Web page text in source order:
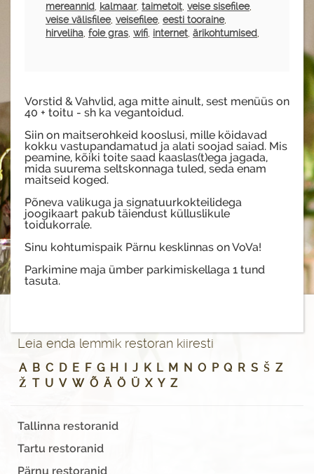
mereannid, kalmaar, taimetoit, veise sisefilee,
veise välisfilee, veisefilee, eesti tooraine,
hirveliha, foie gras, wifi, internet, ärikohtumised,
Vorstid & Vahvlid, aga mitte ainult, sest menüüs on
40 + toitu - sh ka vegantoidud.
Siin on maitserohkeid kooslusi, mille köidavad
kokku vastupandamatud ja alati soojad saiad. Mis
peamine, kõiki toite saad kaaslas(t)ega jagada,
mida suurema seltskonnaga tuled, seda enam
maitseid koged.
Põneva valikuga ja signatuurkokteilidega
joogikaart pakub täiendust külluslikule
toidukorrale.
Sinu kohtumispaik Pärnu kesklinnas on VoVa!
Parkimine maja ümber parkimiskellaga 1 tund
tasuta.
Leia enda lemmik restoran kiiresti
A B C D E F G H J K L M N O P Q R S Š Z
Ž T U V W Õ Ä Ö Ü X Y Z
Tallinna restoranid
Tartu restoranid
Pärnu restoranid